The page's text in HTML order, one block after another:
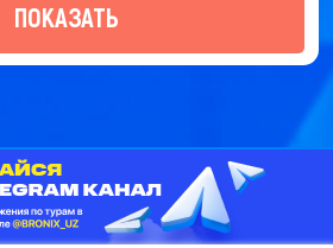
ПОКАЗАТЬ